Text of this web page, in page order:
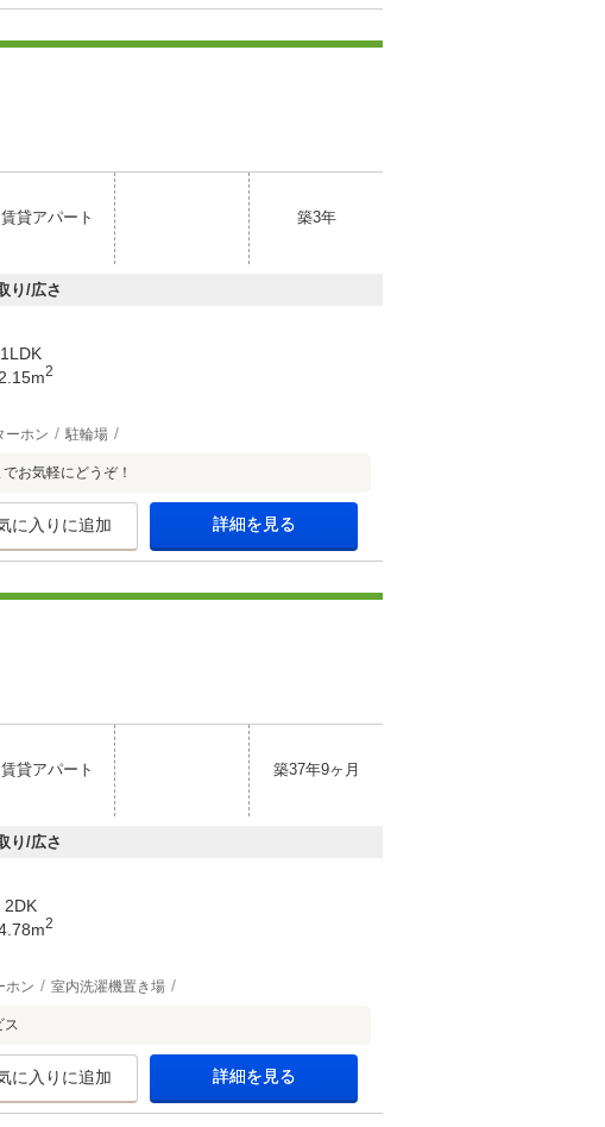
賃貸アパート 築3年
り/広さ
1LDK
2
ーホン 駐輪場
お気軽にどうぞ！
に入りに追加 詳細を見る
賃貸アパート 築37年9ヶ月
り/広さ
2DK
2
ホン 室内洗濯機置き場
ス
に入りに追加 詳細を見る